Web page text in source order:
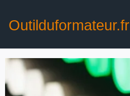
Outilduformateur.fr